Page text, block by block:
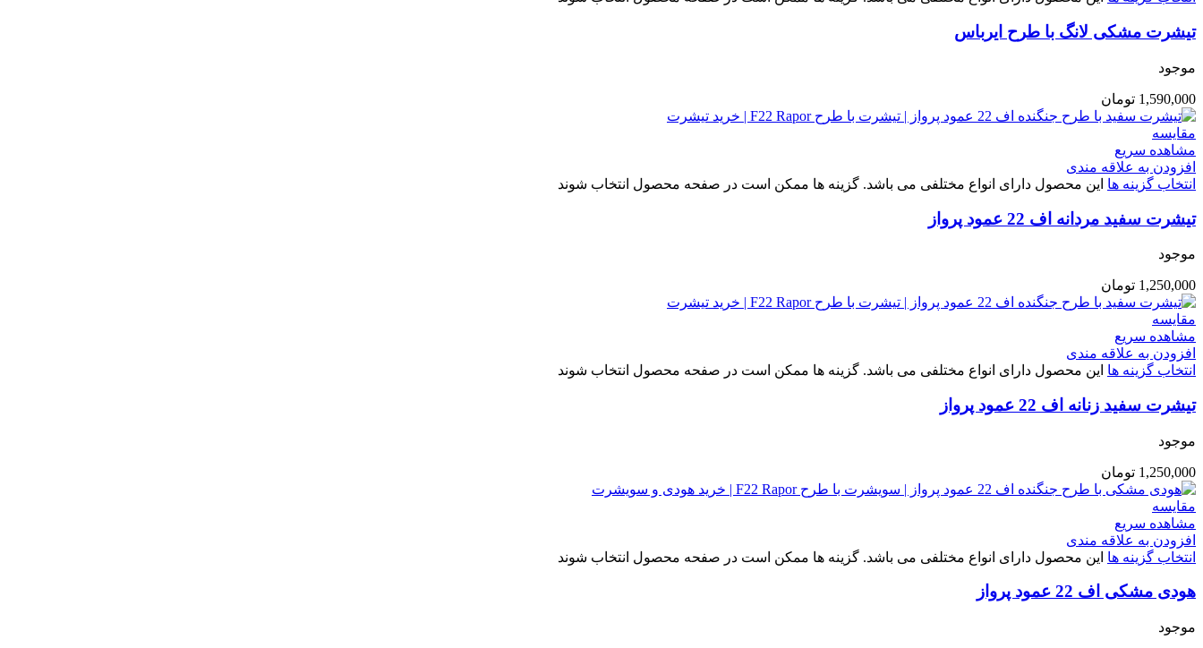
تیشرت مشکی لانگ با طرح ایرباس
موجود
1,590,000 تومان
مقایسه
مشاهده سریع
افزودن به علاقه مندی
انتخاب گزینه ها این محصول دارای انواع مختلفی می باشد. گزینه ها ممکن است در صفحه محصول انتخاب شوند
تیشرت سفید مردانه اف 22 عمود پرواز
موجود
1,250,000 تومان
مقایسه
مشاهده سریع
افزودن به علاقه مندی
انتخاب گزینه ها این محصول دارای انواع مختلفی می باشد. گزینه ها ممکن است در صفحه محصول انتخاب شوند
تیشرت سفید زنانه اف 22 عمود پرواز
موجود
1,250,000 تومان
مقایسه
مشاهده سریع
افزودن به علاقه مندی
انتخاب گزینه ها این محصول دارای انواع مختلفی می باشد. گزینه ها ممکن است در صفحه محصول انتخاب شوند
هودی مشکی اف 22 عمود پرواز
موجود